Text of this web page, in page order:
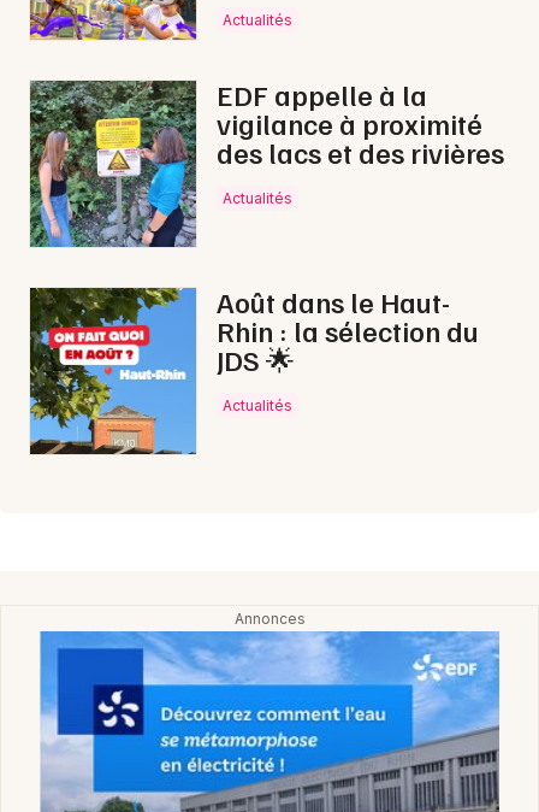
Actualités
EDF appelle à la
vigilance à proximité
des lacs et des rivières
Actualités
Août dans le Haut-
Rhin : la sélection du
JDS 🌟
Actualités